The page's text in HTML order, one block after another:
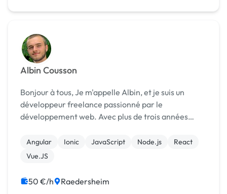
Albin Cousson
Bonjour à tous, Je m'appelle Albin, et je suis un
développeur freelance passionné par le
développement web. Avec plus de trois années
expertise solide dans les stacks techniques les plus
répandues t...
Angular Ionic JavaScript Node.js
React
Vue.JS
50 €/h Raedersheim